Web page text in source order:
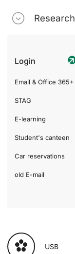
Research
Login
Email & Office 365+
STAG
E-learning
Student's canteen
Car reservations
old E-mail
USB